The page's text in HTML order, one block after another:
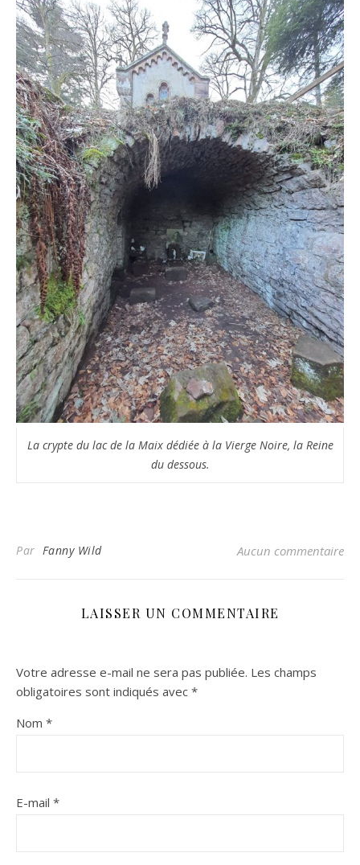
La crypte du lac de la Maix dédiée à la Vierge Noire, la Reine
du dessous.
Par Fanny Wild Aucun commentaire
LAISSER UN COMMENTAIRE
Votre adresse e-mail ne sera pas publiée. Les champs
obligatoires sont indiqués avec *
Nom *
E-mail *